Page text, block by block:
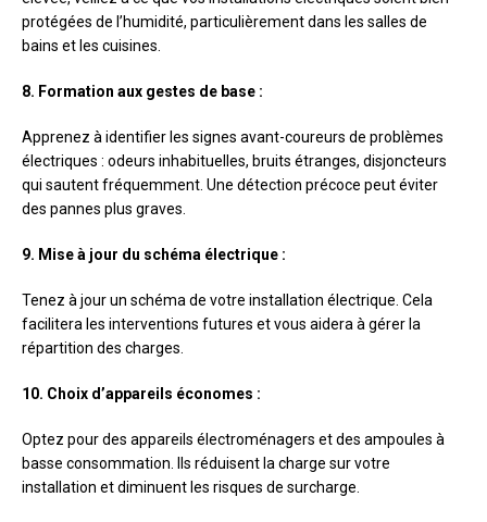
protégées de l’humidité, particulièrement dans les salles de
bains et les cuisines.
8. Formation aux gestes de base :
Apprenez à identifier les signes avant-coureurs de problèmes
électriques : odeurs inhabituelles, bruits étranges, disjoncteurs
qui sautent fréquemment. Une détection précoce peut éviter
des pannes plus graves.
9. Mise à jour du schéma électrique :
Tenez à jour un schéma de votre installation électrique. Cela
facilitera les interventions futures et vous aidera à gérer la
répartition des charges.
10. Choix d’appareils économes :
Optez pour des appareils électroménagers et des ampoules à
basse consommation. Ils réduisent la charge sur votre
installation et diminuent les risques de surcharge.